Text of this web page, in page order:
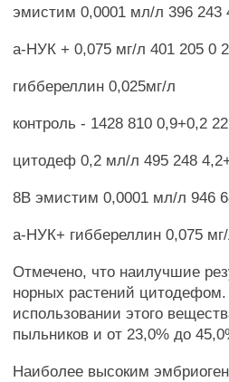
эмистим 0,0001 мл/л 396 243
а-НУК + 0,075 мг/л 401 205 0
гиббереллин 0,025мг/л
контроль - 1428 810 0,9+0,2
цитодеф 0,2 мл/л 495 248
8В эмистим 0,0001 мл/л 946
а-НУК+ гиббереллин 0,075
Отмечено, что наилучшие
норных растений
использовании этого
пыльников и от 23,0% до
Наиболее высоким